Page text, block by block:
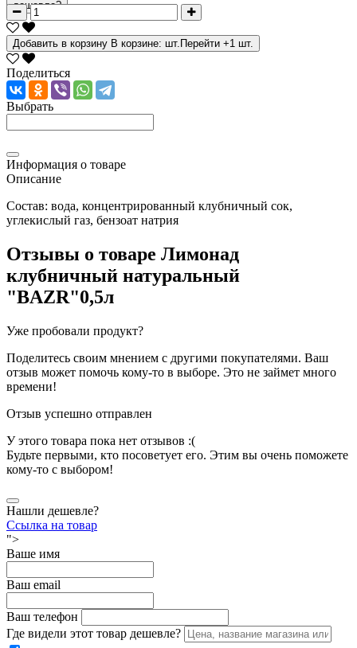
дешевле?
Добавить в корзину В корзине: шт. Перейти +1 шт.
Поделиться
Выбрать
Информация о товаре
Описание
Состав: вода, концентрированный клубничный сок,
углекислый газ, бензоат натрия
Отзывы о товаре Лимонад
клубничный натуральный
"BAZR"0,5л
Уже пробовали продукт?
Поделитесь своим мнением с другими покупателями. Ваш
отзыв может помочь кому-то в выборе. Это не займет много
времени!
Отзыв успешно отправлен
У этого товара пока нет отзывов :(
Будьте первыми, кто посоветует его. Этим вы очень поможете
кому-то с выбором!
Нашли дешевле?
Ссылка на товар
">
Ваше имя
Ваш email
Ваш телефон
Где видели этот товар дешевле?